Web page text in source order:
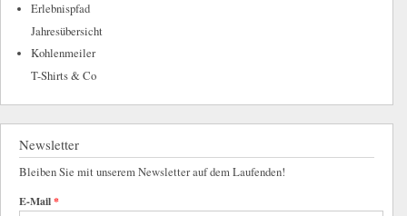
Erlebnispfad
Jahresübersicht
Kohlenmeiler
T-Shirts & Co
Newsletter
Bleiben Sie mit unserem Newsletter auf dem Laufenden!
E-Mail*